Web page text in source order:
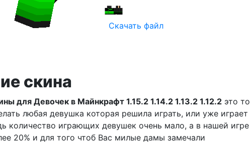
Скачать файл
скина
для Девочек в Майнкрафт 1.15.2 1.14.2 1.13.2 1.12.2 это то
любая девушка которая решила играть, или уже играет
количество играющих девушек очень мало, а в нашей игре
20% и для того чтоб Вас милые дамы замечали